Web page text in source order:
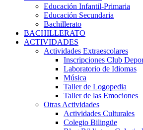
Educación Infantil-Primaria
Educación Secundaria
Bachillerato
BACHILLERATO
ACTIVIDADES
Actividades Extraescolares
Inscripciones Club
Laboratorio de Idiomas
Música
Taller de Logopedia
Taller de las Emociones
Otras Actividades
Actividades Culturales
Colegio Bilingüe